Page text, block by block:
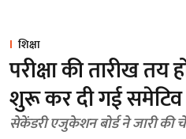
शिक्षा
परीक्षा की तारीख
शुरू कर दी गई समेटिव
सेकेंडरी एजुकेशन बोर्ड ने जारी की